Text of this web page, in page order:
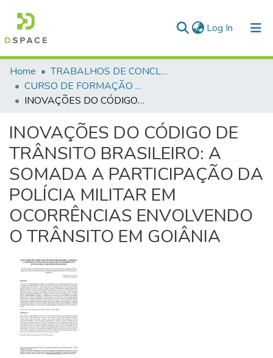
Log In (current)
Communities & Collections
All of DSpace
Home
TRABALHOS DE CONCLUSÃO DE CURSO - CFP (CURSO DE FORMAÇÃO DE PRAÇAS)
CURSO DE FORMAÇÃO DE PRAÇAS - CFP - 2018
INOVAÇÕES DO CÓDIGO DE TRÂNSITO BRASILEIRO: A SOMADA A PARTICIPAÇÃO DA POLÍCIA MILITAR EM OCORRÊNCIAS ENVOLVENDO O TRÂNSITO EM GOIÂNIA
INOVAÇÕES DO CÓDIGO DE
TRÂNSITO BRASILEIRO: A
SOMADA A PARTICIPAÇÃO DA
POLÍCIA MILITAR EM
OCORRÊNCIAS ENVOLVENDO
O TRÂNSITO EM GOIÂNIA